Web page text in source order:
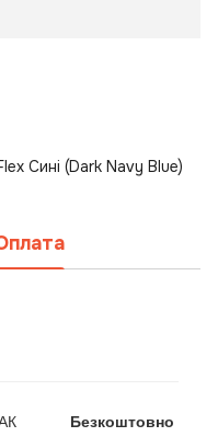
Сині (Dark Navy Blue)
Безкоштовно